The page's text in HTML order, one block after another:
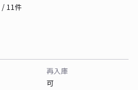
/ 11件
再入庫
可